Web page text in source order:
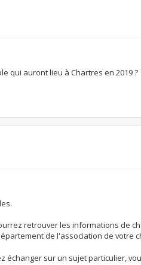
qui auront lieu à Chartres en 2019 ?
retrouver les informations de
de l'association de votre
échanger sur un sujet particulier,